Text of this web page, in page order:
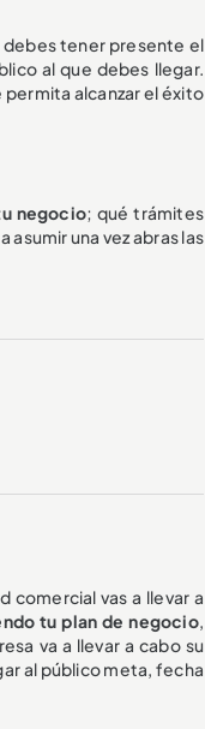
debes tener presente el
al que debes llegar.
alcanzar el éxito
negocio; qué trámites
una vez abras las
comercial vas a llevar a
tu plan de negocio,
va a llevar a cabo su
al público meta, fecha